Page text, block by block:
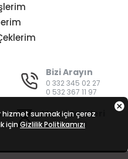
Bizi Arayın
0 332 345 02 27
0 532 367 11 97
Mesai Saatleri
08:00 - 19:00
sunmak için çerez
için Gizlilik Politikamızı